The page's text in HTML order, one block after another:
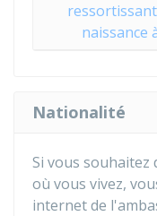
naissance
Nationalité
Si vous souhaitez
où vous vivez,
internet de